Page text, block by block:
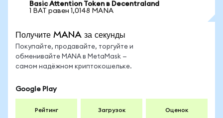
Basic Attention Token в Decentraland
1 BAT равен 1,0148 MANA
Получите MANA за секунды
Покупайте, продавайте, торгуйте и
обменивайте MANA в MetaMask —
самом надёжном криптокошельке.
Google Play
Рейтинг Загрузок Оценок